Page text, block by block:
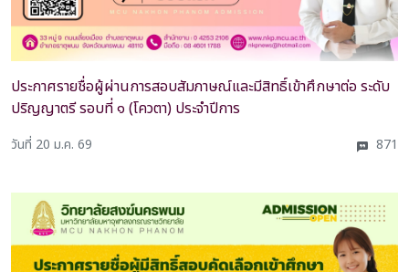
ประกาศรายชื่อผู้ผ่านการสอบสัมภาษณ์และมีสิทธิ์เข้าศึกษาต่อ ระดับ
ปริญญาตรี รอบที่ ๑ (โควตา) ประจำปีการ
วันที่ 20 ม.ค. 69 871